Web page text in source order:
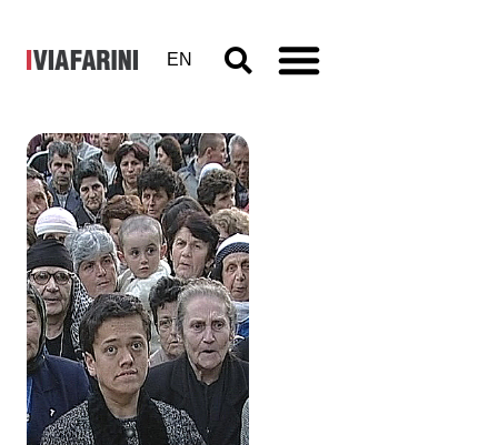
EN
Workshop
per giovani
artisti
“Wherever
We Go –